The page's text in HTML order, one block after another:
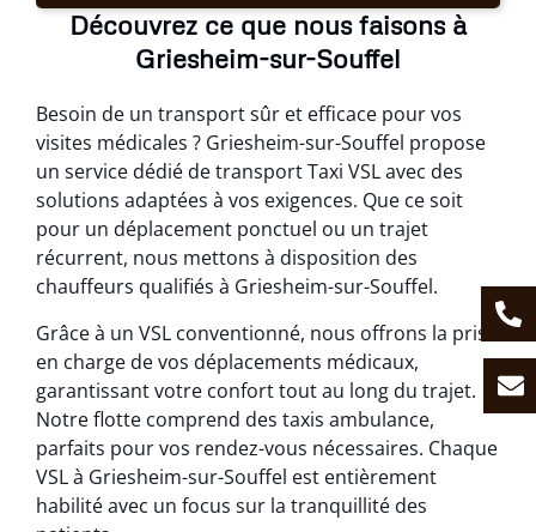
Découvrez ce que nous faisons à
Griesheim-sur-Souffel
Besoin de un transport sûr et efficace pour vos
visites médicales ? Griesheim-sur-Souffel propose
un service dédié de transport Taxi VSL avec des
solutions adaptées à vos exigences. Que ce soit
pour un déplacement ponctuel ou un trajet
récurrent, nous mettons à disposition des
chauffeurs qualifiés à Griesheim-sur-Souffel.
Grâce à un VSL conventionné, nous offrons la prise
en charge de vos déplacements médicaux,
garantissant votre confort tout au long du trajet.
Notre flotte comprend des taxis ambulance,
parfaits pour vos rendez-vous nécessaires. Chaque
VSL à Griesheim-sur-Souffel est entièrement
habilité avec un focus sur la tranquillité des